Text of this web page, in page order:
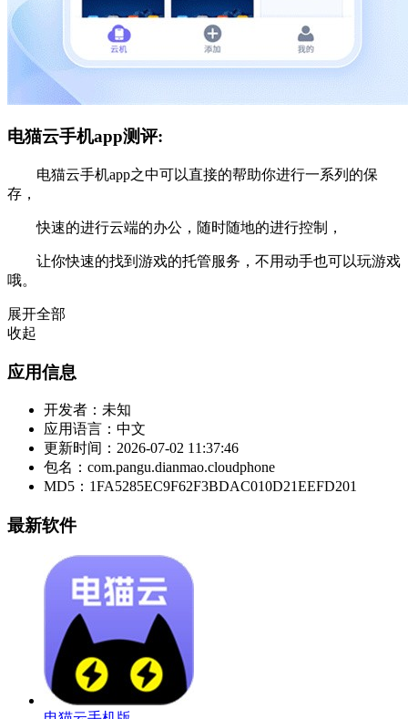
电猫云手机app测评:
电猫云手机app之中可以直接的帮助你进行一系列的保
存，
快速的进行云端的办公，随时随地的进行控制，
让你快速的找到游戏的托管服务，不用动手也可以玩游戏
哦。
展开全部
收起
应用信息
开发者： 未知
应用语言： 中文
更新时间： 2026-07-02 11:37:46
包名： com.pangu.dianmao.cloudphone
MD5： 1FA5285EC9F62F3BDAC010D21EEFD201
最新软件